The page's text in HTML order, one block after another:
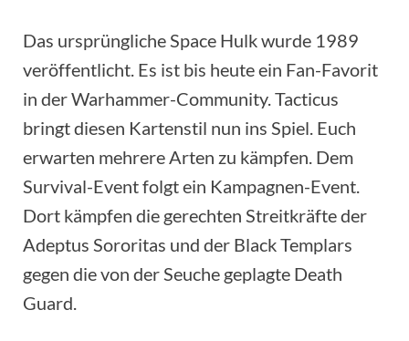
Das ursprüngliche Space Hulk wurde 1989
veröffentlicht. Es ist bis heute ein Fan-Favorit
in der Warhammer-Community. Tacticus
bringt diesen Kartenstil nun ins Spiel. Euch
erwarten mehrere Arten zu kämpfen. Dem
Survival-Event folgt ein Kampagnen-Event.
Dort kämpfen die gerechten Streitkräfte der
Adeptus Sororitas und der Black Templars
gegen die von der Seuche geplagte Death
Guard.